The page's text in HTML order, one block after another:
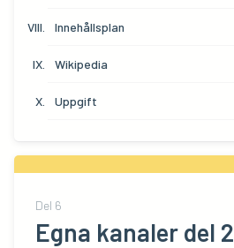
Innehållsplan
Wikipedia
Uppgift
Del 6
Egna kanaler del 2